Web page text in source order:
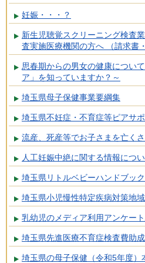
妊娠・・・？
新生児聴覚スクリーニング検査
査実施医療機関の方へ （請求書
思春期からの男女の健康につい
ア」を知っていますか？～
埼玉県母子保健事業要綱集
埼玉県不妊症・不育症等ピアサ
流産、死産等でお子さまを亡く
人工妊娠中絶に関する情報につ
埼玉県リトルベビーハンドブッ
埼玉県小児慢性特定疾病対策地
乳幼児のメディア利用アンケー
埼玉県先進医療不育症検査費助
埼玉県の母子保健（令和5年度）